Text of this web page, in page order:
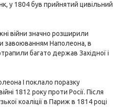
у 1804 був прийнятий цивільний
війни значно розширили
завоюванням Наполеона, в
багато держав Західної і
I поклало поразку
1812 року проти Росії. Після
коаліції в Париж в 1814 році